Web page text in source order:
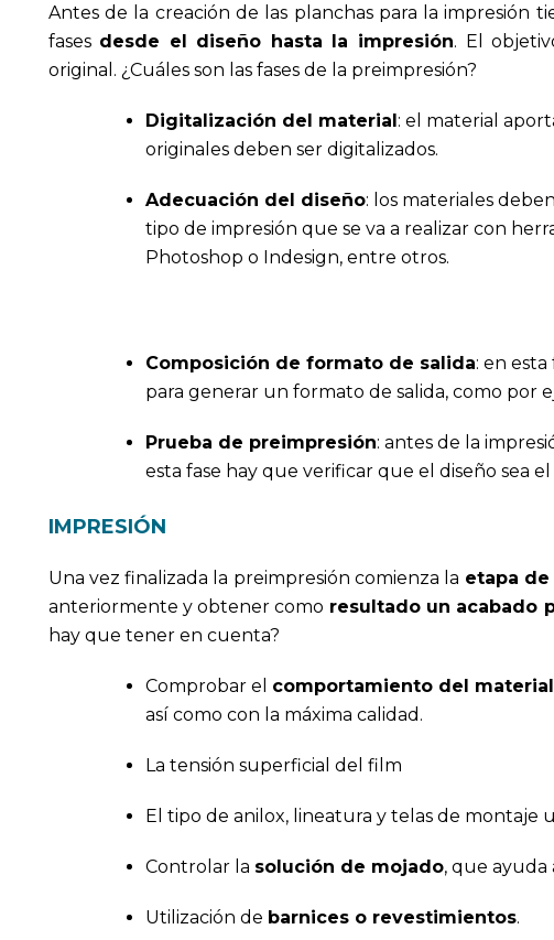
Antes de la creación de las planchas para la impresión
fases desde el diseño hasta la impresión. El
original. ¿Cuáles son las fases de la preimpresión?
Digitalización del material: el material
originales deben ser digitalizados.
Adecuación del diseño: los materiales
tipo de impresión que se va a realizar con
Photoshop o Indesign, entre otros.
Composición de formato de salida: en
para generar un formato de salida, como por
Prueba de preimpresión: antes de la
esta fase hay que verificar que el diseño sea
IMPRESIÓN
Una vez finalizada la preimpresión comienza la etapa
anteriormente y obtener como resultado un acabado
hay que tener en cuenta?
Comprobar el comportamiento del
así como con la máxima calidad.
La tensión superficial del film
El tipo de anilox, lineatura y telas de montaje
Controlar la solución de mojado, que ayuda
Utilización de barnices o revestimientos.